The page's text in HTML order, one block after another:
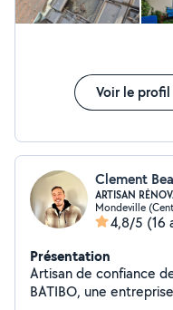
Voir le profil
Clement
ARTISAN
Mondeville
4,8/5 (16
Présentation
Artisan de confiance
BATIBO, une